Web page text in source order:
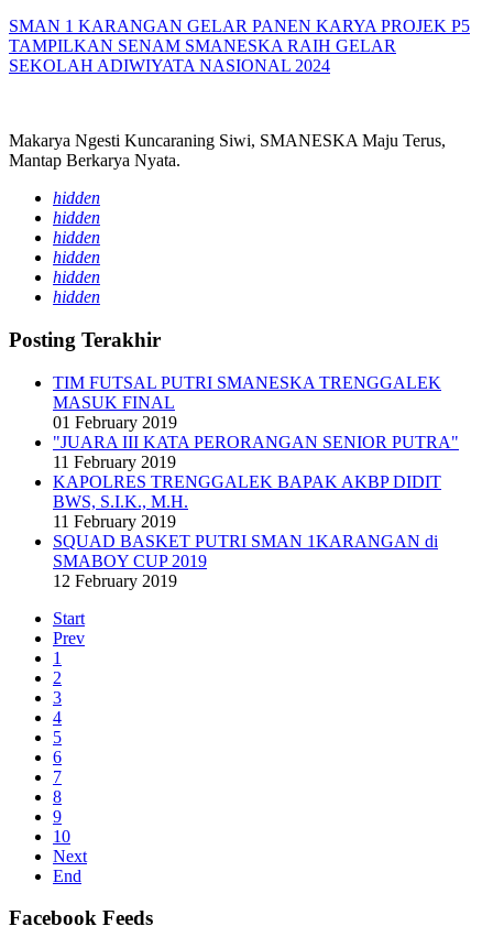
SMAN 1 KARANGAN GELAR PANEN KARYA PROJEK P5
TAMPILKAN SENAM SMANESKA RAIH GELAR
SEKOLAH ADIWIYATA NASIONAL 2024
Makarya Ngesti Kuncaraning Siwi, SMANESKA Maju Terus,
Mantap Berkarya Nyata.
hidden
hidden
hidden
hidden
hidden
hidden
Posting Terakhir
TIM FUTSAL PUTRI SMANESKA TRENGGALEK
MASUK FINAL
01 February 2019
"JUARA III KATA PERORANGAN SENIOR PUTRA"
11 February 2019
KAPOLRES TRENGGALEK BAPAK AKBP DIDIT
BWS, S.I.K., M.H.
11 February 2019
SQUAD BASKET PUTRI SMAN 1KARANGAN di
SMABOY CUP 2019
12 February 2019
Start
Prev
1
2
3
4
5
6
7
8
9
10
Next
End
Facebook Feeds